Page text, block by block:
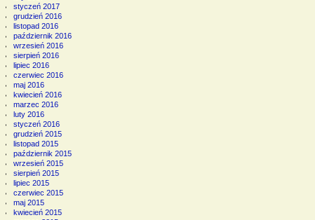
styczeń 2017
grudzień 2016
listopad 2016
październik 2016
wrzesień 2016
sierpień 2016
lipiec 2016
czerwiec 2016
maj 2016
kwiecień 2016
marzec 2016
luty 2016
styczeń 2016
grudzień 2015
listopad 2015
październik 2015
wrzesień 2015
sierpień 2015
lipiec 2015
czerwiec 2015
maj 2015
kwiecień 2015